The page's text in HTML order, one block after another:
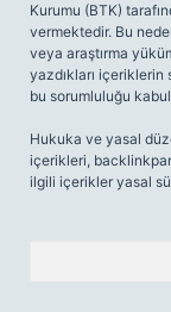
Kurumu (BTK)
vermektedir. Bu
veya araştırma
yazdıkları
bu sorumluluğu kabul
Hukuka ve yasal
içerikleri,
ilgili içerikler yasal